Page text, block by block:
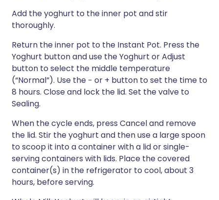
Add the yoghurt to the inner pot and stir
thoroughly.
Return the inner pot to the Instant Pot. Press the
Yoghurt button and use the Yoghurt or Adjust
button to select the middle temperature
(“Normal”). Use the − or + button to set the time to
8 hours. Close and lock the lid. Set the valve to
Sealing.
When the cycle ends, press Cancel and remove
the lid. Stir the yoghurt and then use a large spoon
to scoop it into a container with a lid or single-
serving containers with lids. Place the covered
container(s) in the refrigerator to cool, about 3
hours, before serving.